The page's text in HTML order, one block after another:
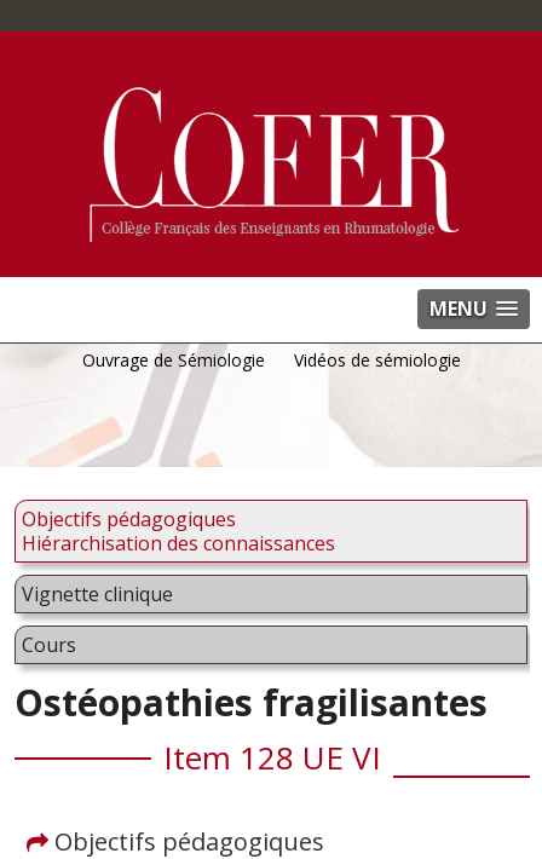
MENU
Ouvrage de Sémiologie Vidéos de sémiologie
Objectifs pédagogiques
Hiérarchisation des connaissances
Vignette clinique
Cours
Ostéopathies fragilisantes
Item 128 UE VI
Objectifs pédagogiques